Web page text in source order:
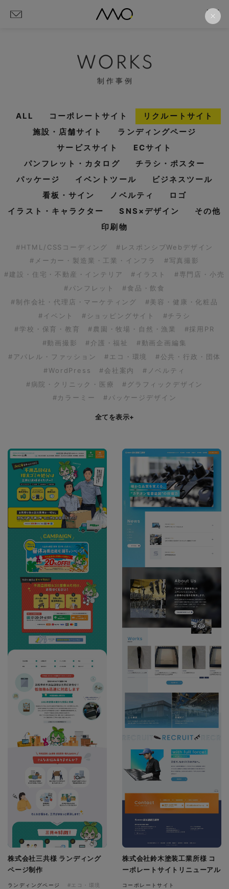
WORKS
制作事例
ALL コーポレートサイト
リクルートサイト
施設・店舗サイト
ランディングページ
サービスサイト
ECサイト
パンフレット・カタログ
チラシ・ポスター
パッケージ
イベントツール
ビジネスツール
看板・サイン
ノベルティ
ロゴ
イラスト・キャラクター
SNS×デザイン
その他
印刷物
#HTML/CSSコーディング
#レスポンシブWebデザイン
#メーカー・製造業・工業・インフラ
#写真撮影
#建設・住宅・不動産・インテリア
#イラスト
#専門店・小売
#パンフレット
#食品・飲食
#制作会社・代理店・マーケティング
#美容・健康・化粧品
#イベント
#ショッピングサイト
#チラシ
#学校・保育・教育
#農園・牧場・自然・漁業
#採用PR
#動画撮影
#介護・福祉
#動画企画編集
#アパレル・ファッション
#エコ・環境
#公共・行政・団体
#WordPress
#会社案内
#ノベルティ
#病院・クリニック・医療
#グラフィックデザイン
#カラーミー
#パッケージデザイン
全てを表示+
株式会社三共様 ランディング
ページ制作
ランディングページ
#エコ・環境
株式会社鈴木塗装工業所様 コ
ーポレートサイトリニューアル
コーポレートサイト